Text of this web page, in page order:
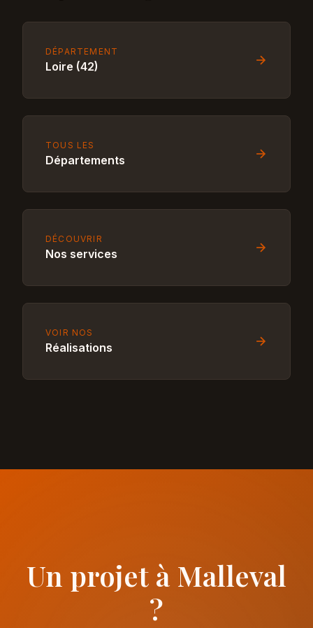
DÉPARTEMENT
Loire (42)
TOUS LES
Départements
DÉCOUVRIR
Nos services
VOIR NOS
Réalisations
Un projet à Malleval
?